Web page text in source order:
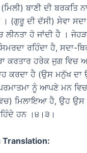
ਬਾਣੀ ਦੀ ਬਰਕਤਿ
ਦੀ ਦੱਸੀ) ਸੇਵਾ ਸਦਾ
ਲੀਨਤਾ ਹੋ ਜਾਂਦੀ ਹੈ ।
ਰਹਿੰਦਾ ਹੈ, ਸਦਾ-
ਕਰਤਾਰ ਹਰੇਕ ਜੁਗ
ਕਰਦਾ ਹੈ (ਉਸ ਮਨੁੱਖ ਦਾ
ਨੂੰ ਆਪਣੇ ਮਨ
ਮਿਲਾਇਆ ਹੈ, ਉਹ ਉਸ
ਹਨ ।੪।੩।
Translation: